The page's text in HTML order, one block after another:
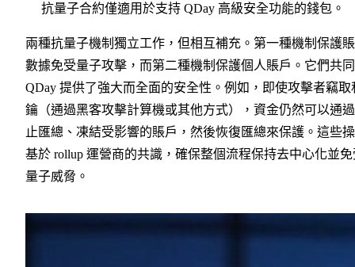
抗量子合約僅適用於支持 QDay 高級安全功能的錢包。
兩種抗量子機制獨立工作，但相互補充。第一種機制保護
數據免受量子攻擊，而第二種機制保護個人賬戶。它們共
QDay 提供了強大而全面的安全性。例如，即使攻擊者竊取
鑰（通過黑客攻擊計算機或其他方式），資金仍然可以通
止匯總、凍結受影響的賬戶，然後恢復匯總來保護。這些
基於 rollup 運營商的共識，確保整個流程保持去中心化並免
量子威脅。